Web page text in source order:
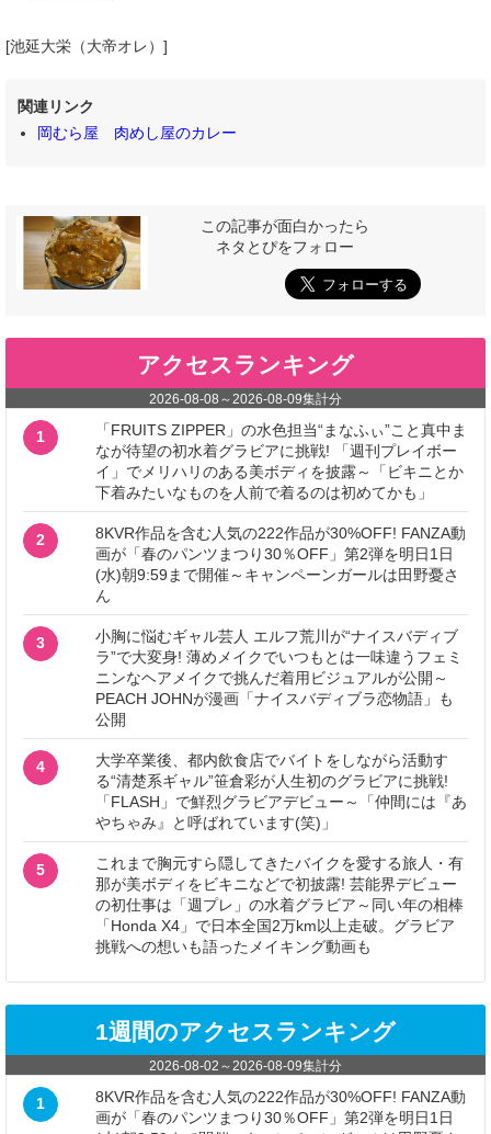
[池延大栄（大帝オレ）]
関連リンク
岡むら屋 肉めし屋のカレー
この記事が面白かったら
ネタとぴをフォロー
アクセスランキング
2026-08-08 ～2026-08-09集計分
1
「FRUITS ZIPPER」の水色担当“まなふぃ”こと真中ま
なが待望の初水着グラビアに挑戦! 「週刊プレイボー
イ」でメリハリのある美ボディを披露～「ビキニとか
下着みたいなものを人前で着るのは初めてかも」
2
8KVR作品を含む人気の222作品が30%OFF! FANZA動
画が「春のパンツまつり30％OFF」第2弾を明日1日
(水)朝9:59まで開催～キャンペーンガールは田野憂さ
ん
3
小胸に悩むギャル芸人 エルフ荒川が“ナイスバディブ
ラ”で大変身! 薄めメイクでいつもとは一味違うフェミ
ニンなヘアメイクで挑んだ着用ビジュアルが公開～
PEACH JOHNが漫画「ナイスバディブラ恋物語」も
公開
4
大学卒業後、都内飲食店でバイトをしながら活動す
る“清楚系ギャル”笹倉彩が人生初のグラビアに挑戦!
「FLASH」で鮮烈グラビアデビュー～「仲間には『あ
やちゃみ』と呼ばれています(笑)」
5
これまで胸元すら隠してきたバイクを愛する旅人・有
那が美ボディをビキニなどで初披露! 芸能界デビュー
の初仕事は「週プレ」の水着グラビア～同い年の相棒
「Honda X4」で日本全国2万km以上走破。グラビア
挑戦への想いも語ったメイキング動画も
1週間のアクセスランキング
2026-08-02 ～2026-08-09集計分
1
8KVR作品を含む人気の222作品が30%OFF! FANZA動
画が「春のパンツまつり30％OFF」第2弾を明日1日